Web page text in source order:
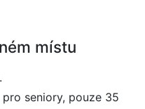
místu
seniory, pouze 35